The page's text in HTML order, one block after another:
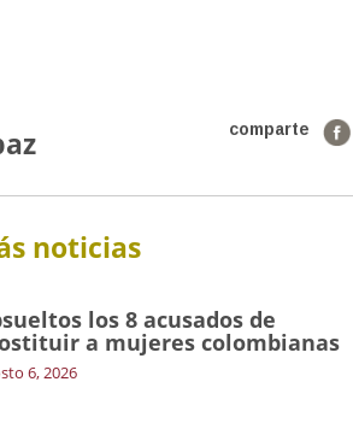
comparte
noticias
los 8 acusados de
a mujeres colombianas
6, 2026